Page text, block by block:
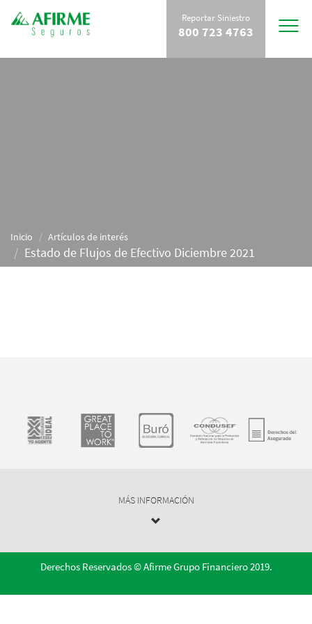
Toggle
Reportar Siniestro
800 723 4763
Inicio Artículos de interés
Estado de Flujos de Efectivo Diciembre 2021
MÁS INFORMACIÓN
Derechos Reservados © Afirme Grupo Financiero 2019.